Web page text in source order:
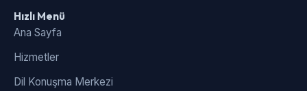
Hızlı Menü
Ana Sayfa
Hizmetler
Dil Konuşma Merkezi